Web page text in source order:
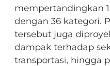
mempertandingkan
dengan 36 kategori.
tersebut juga
dampak terhadap
transportasi, hingga